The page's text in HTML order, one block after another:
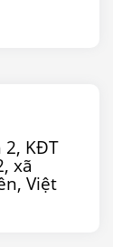
2, KĐT
xã
Việt